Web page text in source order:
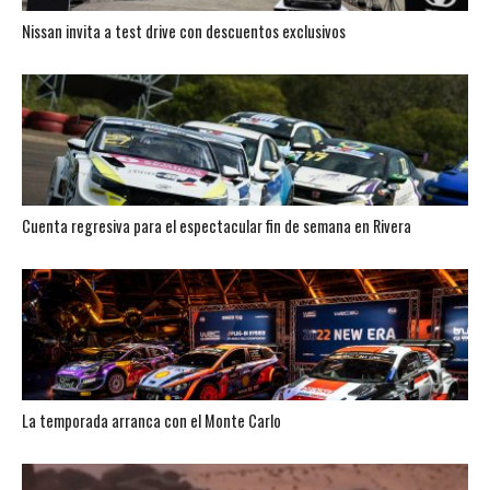
Nissan invita a test drive con descuentos exclusivos
Cuenta regresiva para el espectacular fin de semana en Rivera
La temporada arranca con el Monte Carlo